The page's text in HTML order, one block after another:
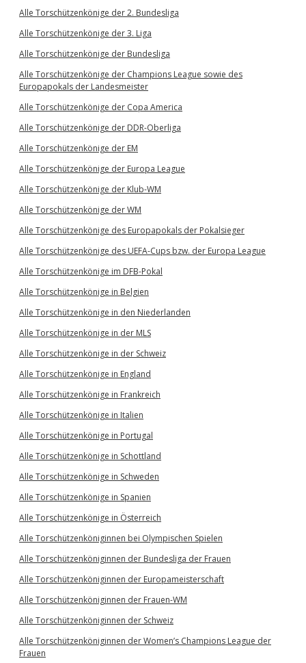
Alle Torschützenkönige der 2. Bundesliga
Alle Torschützenkönige der 3. Liga
Alle Torschützenkönige der Bundesliga
Alle Torschützenkönige der Champions League sowie des
Europapokals der Landesmeister
Alle Torschützenkönige der Copa America
Alle Torschützenkönige der DDR-Oberliga
Alle Torschützenkönige der EM
Alle Torschützenkönige der Europa League
Alle Torschützenkönige der Klub-WM
Alle Torschützenkönige der WM
Alle Torschützenkönige des Europapokals der Pokalsieger
Alle Torschützenkönige des UEFA-Cups bzw. der Europa League
Alle Torschützenkönige im DFB-Pokal
Alle Torschützenkönige in Belgien
Alle Torschützenkönige in den Niederlanden
Alle Torschützenkönige in der MLS
Alle Torschützenkönige in der Schweiz
Alle Torschützenkönige in England
Alle Torschützenkönige in Frankreich
Alle Torschützenkönige in Italien
Alle Torschützenkönige in Portugal
Alle Torschützenkönige in Schottland
Alle Torschützenkönige in Schweden
Alle Torschützenkönige in Spanien
Alle Torschützenkönige in Österreich
Alle Torschützenköniginnen bei Olympischen Spielen
Alle Torschützenköniginnen der Bundesliga der Frauen
Alle Torschützenköniginnen der Europameisterschaft
Alle Torschützenköniginnen der Frauen-WM
Alle Torschützenköniginnen der Schweiz
Alle Torschützenköniginnen der Women’s Champions League der
Frauen